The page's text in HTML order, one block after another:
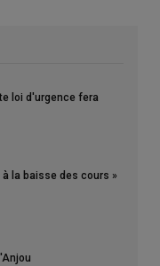
loi d'urgence fera
à la baisse des cours »